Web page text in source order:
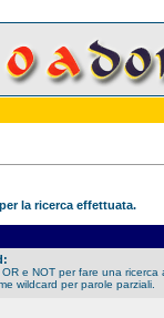
la ricerca effettuata.
OR e NOT per fare una ricerca
wildcard per parole parziali.